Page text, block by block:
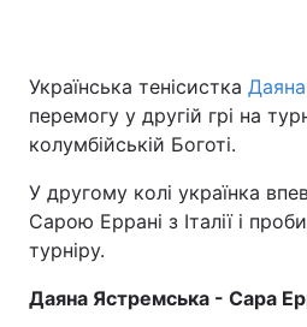
Українська тенісистка
перемогу у другій грі на
колумбійській Боготі.
У другому колі українка
Сарою Еррані з Італії і
турніру.
Даяна Ястремська - Сара